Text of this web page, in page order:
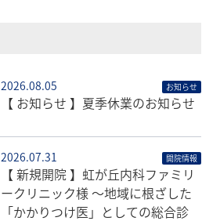
2026.08.05 お知らせ
【 お知らせ 】夏季休業のお知らせ
2026.07.31 開院情報
【 新規開院 】虹が丘内科ファミリ
ークリニック様 〜地域に根ざした
「かかりつけ医」としての総合診